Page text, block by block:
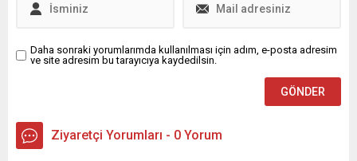
Daha sonraki yorumlarımda kullanılması için adım, e-posta adresim
ve site adresim bu tarayıcıya kaydedilsin.
Ziyaretçi Yorumları - 0 Yorum